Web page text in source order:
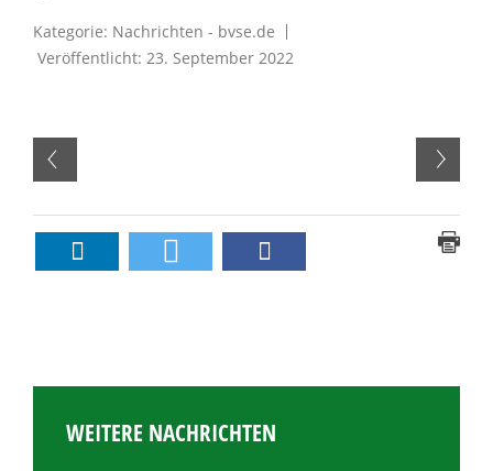
Kategorie: Nachrichten - bvse.de
Veröffentlicht: 23. September 2022
WEITERE NACHRICHTEN